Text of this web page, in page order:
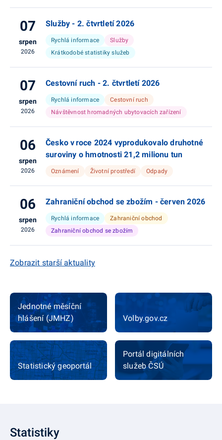
07
srpen
2026
Služby - 2. čtvrtletí 2026
Rychlá informace
Služby
Krátkodobé statistiky služeb
07
srpen
2026
Cestovní ruch - 2. čtvrtletí 2026
Rychlá informace
Cestovní ruch
Návštěvnost hromadných ubytovacích zařízení
06
srpen
2026
Česko v roce 2024 vyprodukovalo druhotné
suroviny o hmotnosti 21,2 milionu tun
Oznámení Životní prostředí Odpady
06
srpen
2026
Zahraniční obchod se zbožím - červen 2026
Rychlá informace
Zahraniční obchod
Zahraniční obchod se zbožím
Zobrazit starší aktuality
Jednotné měsíční
hlášení (JMHZ)
Volby.gov.cz
Statistický geoportál
Portál digitálních
služeb ČSÚ
Statistiky